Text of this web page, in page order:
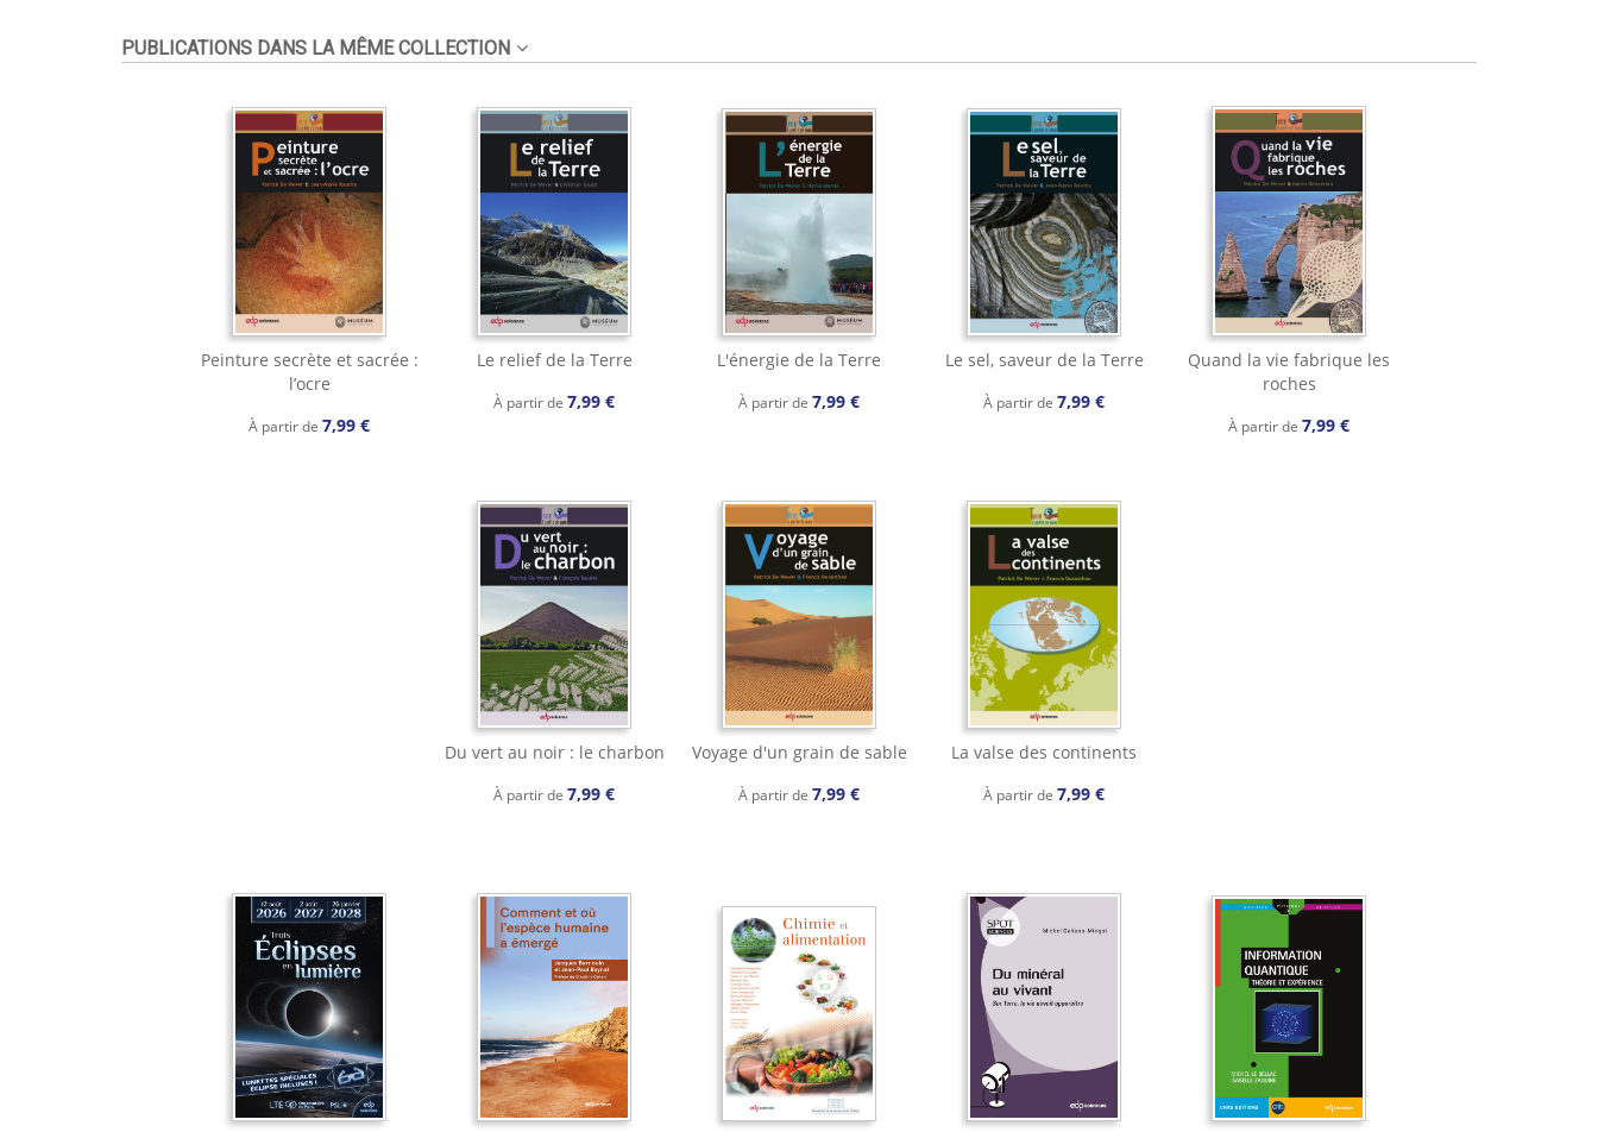
PUBLICATIONS DANS LA MÊME COLLECTION
Peinture secrète et sacrée :
l’ocre
À partir de 7,99 €
Le relief de la Terre
À partir de 7,99 €
L'énergie de la Terre
À partir de 7,99 €
Le sel, saveur de la Terre
À partir de 7,99 €
Quand la vie fabrique les
roches
À partir de 7,99 €
Du vert au noir : le charbon
À partir de 7,99 €
Voyage d'un grain de sable
À partir de 7,99 €
La valse des continents
À partir de 7,99 €